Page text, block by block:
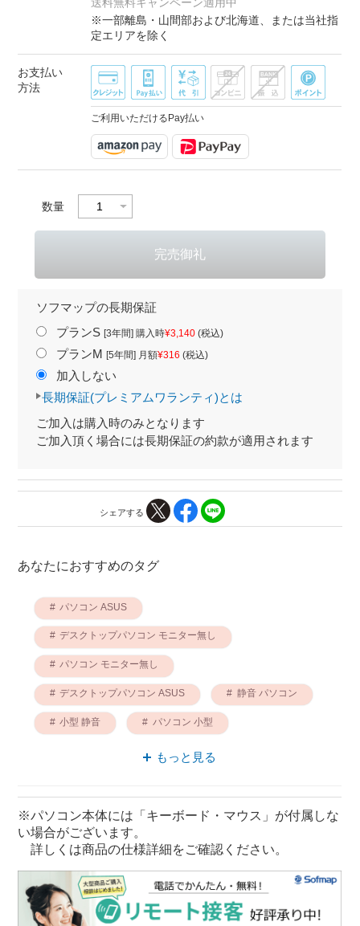
※一部離島・山間部および北海道、または当社指
定エリアを除く
お支払い
方法
ご利用いただけるPay払い
数量
ソフマップの長期保証
プランS [3年間] 購入時¥3,140(税込)
プランM [5年間] 月額¥316 (税込)
加入しない
長期保証(プレミアムワランティ)とは
ご加入は購入時のみとなります
ご加入頂く場合には長期保証の約款が適用されます
シェアする
あなたにおすすめのタグ
パソコン ASUS
デスクトップパソコン モニター無し
パソコン モニター無し
デスクトップパソコン ASUS 静音 パソコン
小型 静音 パソコン 小型
もっと見る
※パソコン本体には「キーボード・マウス」が付属しな
い場合がございます。
詳しくは商品の仕様詳細をご確認ください。